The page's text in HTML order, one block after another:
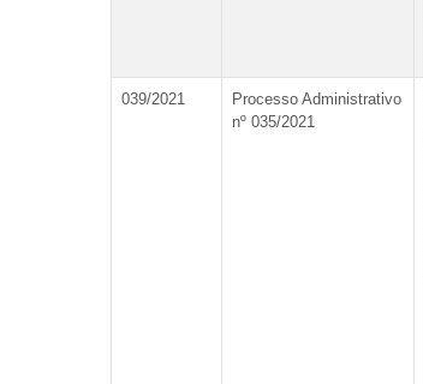
039/2021
Processo Administrativo
nº 035/2021